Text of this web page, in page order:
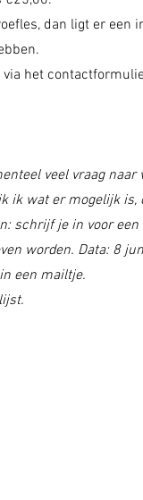
dan ligt er een
via het
veel vraag
ik wat er mogelijk is,
schrijf je in voor
worden. Data: 8
een mailtje.